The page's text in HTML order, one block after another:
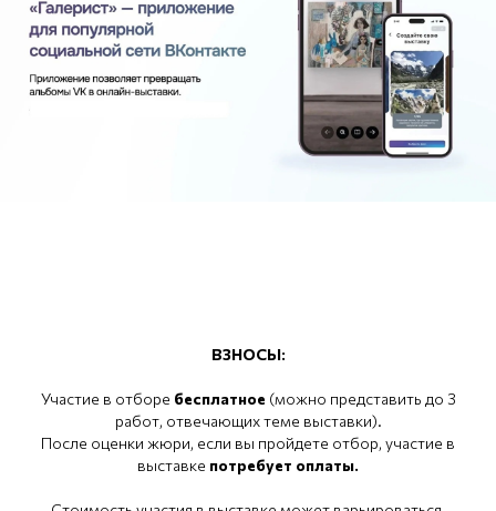
ВЗНОСЫ:
Участие в отборе бесплатное (можно представить до 3
работ, отвечающих теме выставки).
После оценки жюри, если вы пройдете отбор, участие в
выставке потребует оплаты.